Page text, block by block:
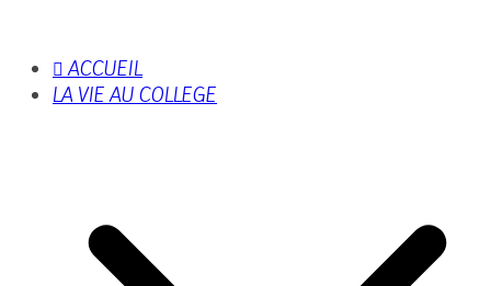
ACCUEIL
LA VIE AU COLLEGE